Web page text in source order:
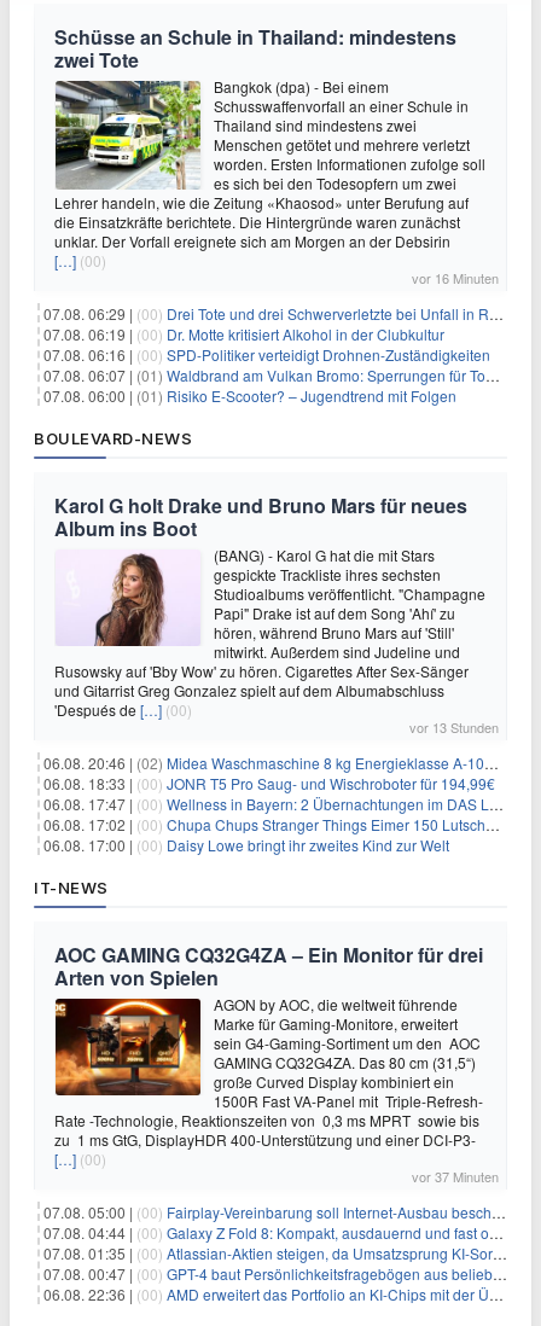
Schüsse an Schule in Thailand: mindestens
zwei Tote
Bangkok (dpa) - Bei einem
Schusswaffenvorfall an einer Schule in
Thailand sind mindestens zwei
Menschen getötet und mehrere verletzt
worden. Ersten Informationen zufolge soll
es sich bei den Todesopfern um zwei
Lehrer handeln, wie die Zeitung «Khaosod» unter Berufung auf
die Einsatzkräfte berichtete. Die Hintergründe waren zunächst
unklar. Der Vorfall ereignete sich am Morgen an der Debsirin
[…] (00)
vor 16 Minuten
07.08. 06:29 | (00) Drei Tote und drei Schwerverletzte bei Unfall in Rheinland-Pfalz
07.08. 06:19 | (00) Dr. Motte kritisiert Alkohol in der Clubkultur
07.08. 06:16 | (00) SPD-Politiker verteidigt Drohnen-Zuständigkeiten
07.08. 06:07 | (01) Waldbrand am Vulkan Bromo: Sperrungen für Touristen
07.08. 06:00 | (01) Risiko E-Scooter? – Jugendtrend mit Folgen
BOULEVARD-NEWS
Karol G holt Drake und Bruno Mars für neues
Album ins Boot
(BANG) - Karol G hat die mit Stars
gespickte Trackliste ihres sechsten
Studioalbums veröffentlicht. "Champagne
Papi" Drake ist auf dem Song 'Ahí' zu
hören, während Bruno Mars auf 'Still'
mitwirkt. Außerdem sind Judeline und
Rusowsky auf 'Bby Wow' zu hören. Cigarettes After Sex-Sänger
und Gitarrist Greg Gonzalez spielt auf dem Albumabschluss
'Después de […] (00)
vor 13 Stunden
06.08. 20:46 | (02) Midea Waschmaschine 8 kg Energieklasse A-10% 1400 U/Min für 289,97€
06.08. 18:33 | (00) JONR T5 Pro Saug- und Wischroboter für 194,99€
06.08. 17:47 | (00) Wellness in Bayern: 2 Übernachtungen im DAS LUDWIG Sports Resort inkl. HP + Wellness ab 174€ p.P.
06.08. 17:02 | (00) Chupa Chups Stranger Things Eimer 150 Lutscher für 21,95€
06.08. 17:00 | (00) Daisy Lowe bringt ihr zweites Kind zur Welt
IT-NEWS
AOC GAMING CQ32G4ZA – Ein Monitor für drei
Arten von Spielen
AGON by AOC, die weltweit führende
Marke für Gaming-Monitore, erweitert
sein G4-Gaming-Sortiment um den AOC
GAMING CQ32G4ZA. Das 80 cm (31,5“)
große Curved Display kombiniert ein
1500R Fast VA-Panel mit Triple-Refresh-
Rate -Technologie, Reaktionszeiten von 0,3 ms MPRT sowie bis
zu 1 ms GtG, DisplayHDR 400-Unterstützung und einer DCI-P3-
[…] (00)
vor 37 Minuten
07.08. 05:00 | (00) Fairplay-Vereinbarung soll Internet-Ausbau beschleunigen
07.08. 04:44 | (00) Galaxy Z Fold 8: Kompakt, ausdauernd und fast ohne Falte
07.08. 01:35 | (00) Atlassian-Aktien steigen, da Umsatzsprung KI-Sorgen dämpft
07.08. 00:47 | (00) GPT-4 baut Persönlichkeitsfragebögen aus beliebigen Texten und sagt Antworten voraus
06.08. 22:36 | (00) AMD erweitert das Portfolio an KI-Chips mit der Übernahme von Taalas